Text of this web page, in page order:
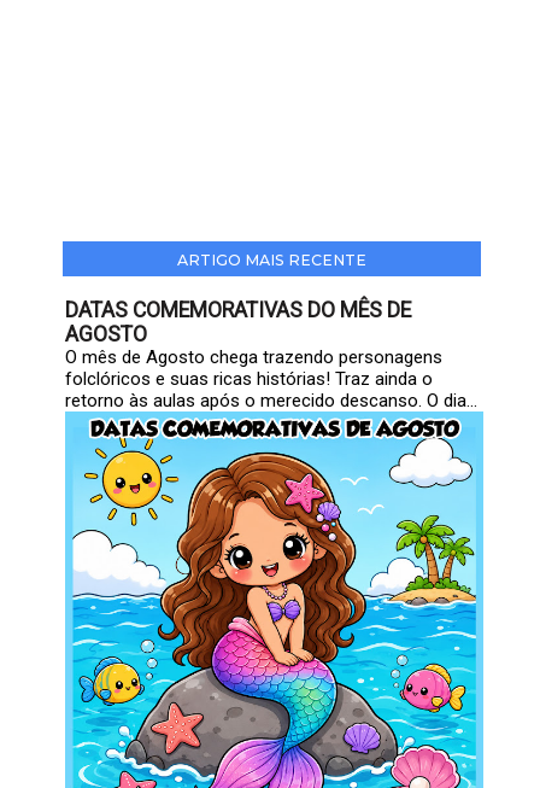
ARTIGO MAIS RECENTE
DATAS COMEMORATIVAS DO MÊS DE
AGOSTO
O mês de Agosto chega trazendo personagens
folclóricos e suas ricas histórias! Traz ainda o
retorno às aulas após o merecido descanso. O dia...